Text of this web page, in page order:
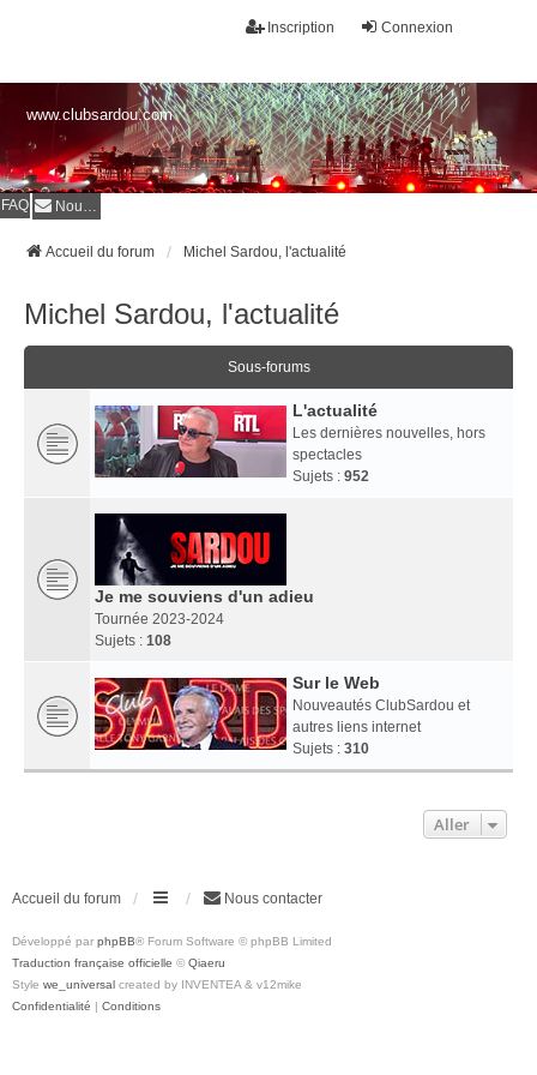
Connexion
Inscription
www.clubsardou.com
FAQ Nous contacter
Accueil du forum Michel Sardou, l'actualité
Michel Sardou, l'actualité
Sous-forums
L'actualité
Les dernières nouvelles, hors
spectacles
Sujets : 952
Je me souviens d'un adieu
Tournée 2023-2024
Sujets : 108
Sur le Web
Nouveautés ClubSardou et
autres liens internet
Sujets : 310
Aller
Accueil du forum Nous contacter
Développé par phpBB® Forum Software © phpBB Limited
Traduction française officielle © Qiaeru
Style we_universal created by INVENTEA & v12mike
Confidentialité | Conditions